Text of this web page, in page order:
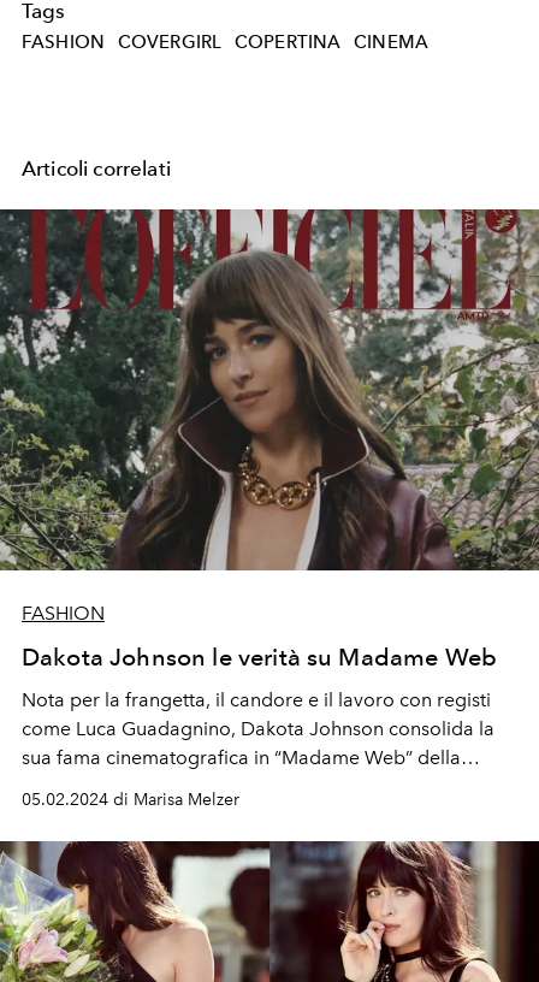
Tags
FASHION COVERGIRL COPERTINA CINEMA
Articoli correlati
FASHION
Dakota Johnson le verità su Madame Web
Nota per la frangetta, il candore e il lavoro con registi
come Luca Guadagnino, Dakota Johnson consolida la
sua fama cinematografica in “Madame Web” della
05.02.2024 di Marisa Melzer